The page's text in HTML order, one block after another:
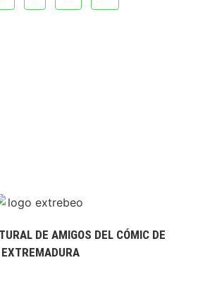
DE AMIGOS DEL CÓMIC DE
EXTREMADURA